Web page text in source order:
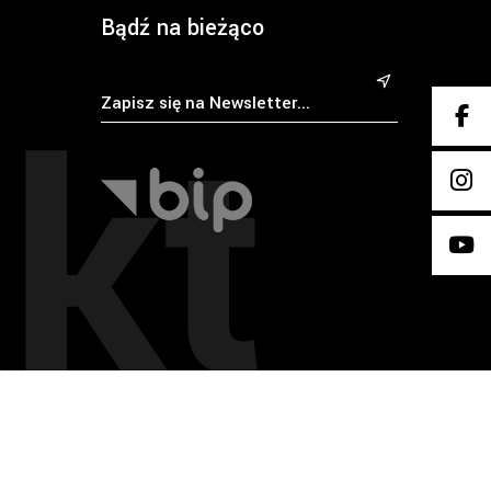
Bądź na bieżąco
&